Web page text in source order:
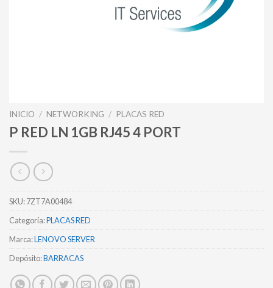
INICIO / NETWORKING / PLACAS RED
P RED LN 1GB RJ45 4 PORT
SKU:7ZT7A00484
Categoría:PLACAS RED
Marca:LENOVO SERVER
Depósito:BARRACAS